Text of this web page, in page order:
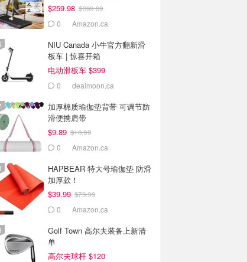
$259.98 $399.99
0 Amazon.ca
NIU Canada 小牛官方翻新滑
板车 | 惊喜开箱
电动滑板车 $399
0 dealmoon.ca
加厚棉质瑜伽垫背带 可调节防
滑便携肩带
$9.89 $10.99
0 Amazon.ca
HAPBEAR 特大号瑜伽垫 防滑
加厚款！
$39.99 $79.99
0 Amazon.ca
Golf Town 高尔夫装备上新清
单
高尔夫球杆 $120